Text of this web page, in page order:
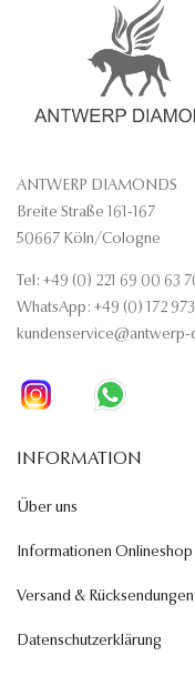
ANTWERP DIAMONDS
Breite Straße 161-167
50667 Köln/Cologne
Tel: +49 (0) 221 69 00 63
WhatsApp: +49 (0) 172
kundenservice@antwerp-
INFORMATION
Über uns
Informationen Onlineshop
Versand & Rücksendungen
Datenschutzerklärung